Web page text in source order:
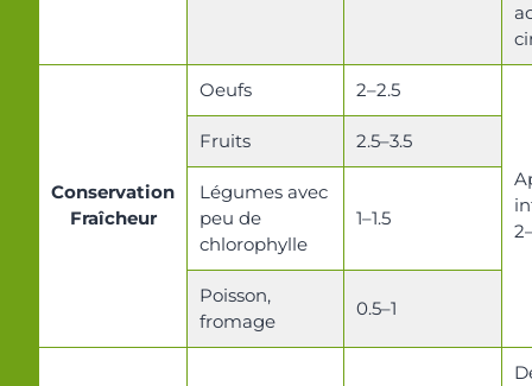
Conservation
Fraîcheur
Oeufs 2–2.5
Fruits 2.5–3.5
Légumes avec
peu de
chlorophylle
1–1.5
Poisson,
fromage
0.5–1